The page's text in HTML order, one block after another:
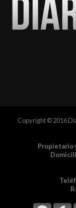
Copyright © 2016
Propietario